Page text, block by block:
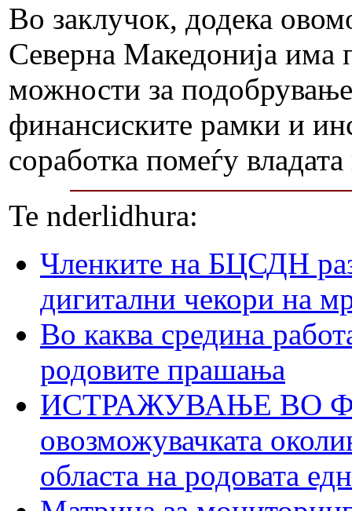
Во заклучок, додека
Северна Македонија има
можности за
финансиските рамки и
соработка помеѓу
Te nderlidhura:
Членките на БЦСДН
дигитални чекори на
Во каква средина
родовите прашања
ИСТРАЖУВАЊЕ ВО
овозможувачката
областа на родовата